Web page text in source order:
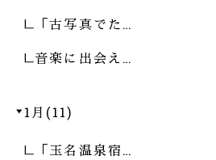
「古写真でた…
音楽に出会え…
1月(11)
「玉名温泉宿…